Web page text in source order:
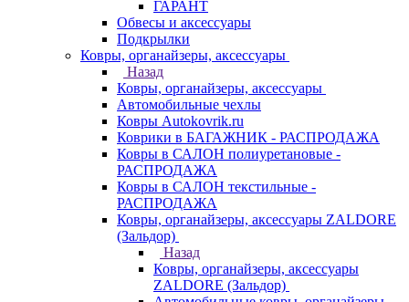
ГАРАНТ
Обвесы и аксессуары
Подкрылки
Ковры, органайзеры, аксессуары
Назад
Ковры, органайзеры, аксессуары
Автомобильные чехлы
Ковры Autokovrik.ru
Коврики в БАГАЖНИК - РАСПРОДАЖА
Ковры в САЛОН полиуретановые -
РАСПРОДАЖА
Ковры в САЛОН текстильные -
РАСПРОДАЖА
Ковры, органайзеры, аксессуары ZALDORE
(Зальдор)
Назад
Ковры, органайзеры, аксессуары
ZALDORE (Зальдор)